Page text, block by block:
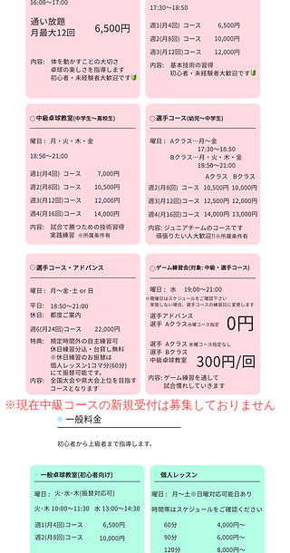
※現在中級コースの新規受付は募集しておりません